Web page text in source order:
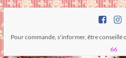
Pour commande, s'informer, être conseillé
66